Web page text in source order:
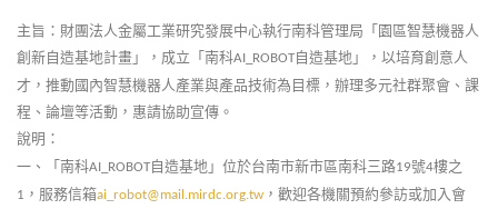
主旨：財團法人金屬工業研究發展中心執行南科管理局「園區智慧機器人
創新自造基地計畫」，成立「南科AI_ROBOT自造基地」，以培育創意人
才，推動國內智慧機器人產業與產品技術為目標，辦理多元社群聚會、課
程、論壇等活動，惠請協助宣傳。
說明：
一、「南科AI_ROBOT自造基地」位於台南市新市區南科三路19號4樓之
1 ，服務信箱ai_robot@mail.mirdc.org.tw ，歡迎各機關預約參訪或加入會